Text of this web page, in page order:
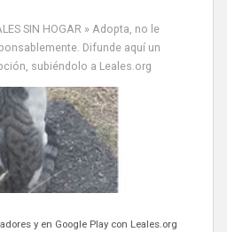
SIN HOGAR » Adopta, no le
Difunde aquí un
subiéndolo a Leales.org
y en Google Play con Leales.org